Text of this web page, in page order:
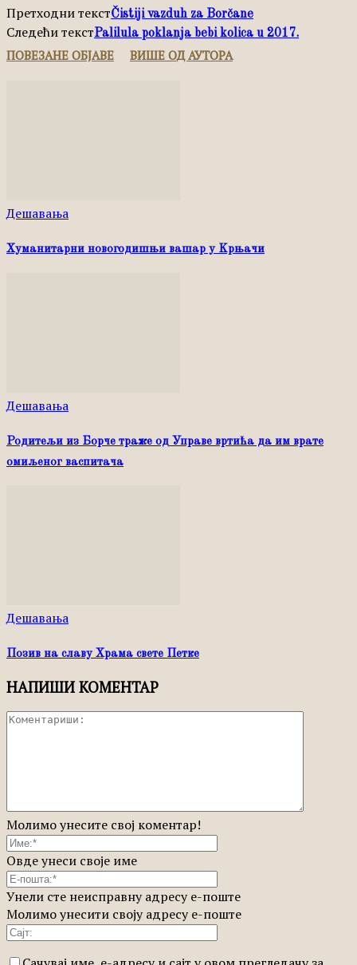
Претходни текстČistiji vazduh za Borčane
Следећи текстPalilula poklanja bebi kolica u 2017.
ПОВЕЗАНЕ ОБЈАВЕ ВИШЕ ОД АУТОРА
Дешавања
Хуманитарни новогодишњи вашар у Kрњачи
Дешавања
Родитељи из Борче траже од Управе вртића да им врате
омиљеног васпитача
Дешавања
Позив на славу Храма свете Петке
НАПИШИ КОМЕНТАР
Молимо унесите свој коментар!
Овде унеси своје име
Унели сте неисправну адресу е-поште
Молимо унесити своју адресу е-поште